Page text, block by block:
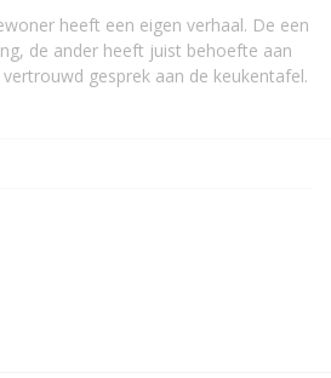
heeft een eigen verhaal. De een
de ander heeft juist behoefte aan
gesprek aan de keukentafel.